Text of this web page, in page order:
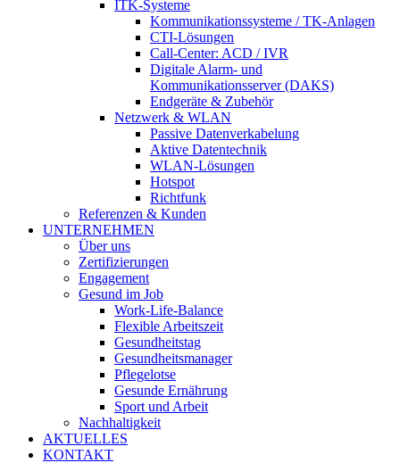
ITK-Systeme
Kommunikationssysteme / TK-Anlagen
CTI-Lösungen
Call-Center: ACD / IVR
Digitale Alarm- und
Kommunikationsserver (DAKS)
Endgeräte & Zubehör
Netzwerk & WLAN
Passive Datenverkabelung
Aktive Datentechnik
WLAN-Lösungen
Hotspot
Richtfunk
Referenzen & Kunden
UNTERNEHMEN
Über uns
Zertifi­zierungen
Engagement
Gesund im Job
Work-Life-Balance
Flexible Arbeitszeit
Gesundheitstag
Gesundheits­manager
Pflegelotse
Gesunde Ernährung
Sport und Arbeit
Nachhaltigkeit
AKTUELLES
KONTAKT